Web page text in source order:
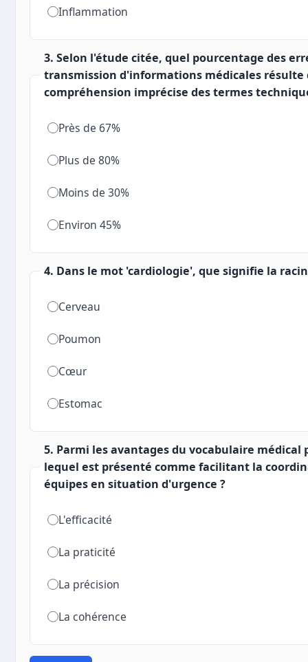
Inflammation
3. Selon l'étude citée, quel pourcentage des
transmission d'informations médicales résulte
compréhension imprécise des termes
Près de 67%
Plus de 80%
Moins de 30%
Environ 45%
4. Dans le mot 'cardiologie', que signifie la
Cerveau
Poumon
Cœur
Estomac
5. Parmi les avantages du vocabulaire médical
lequel est présenté comme facilitant la
équipes en situation d'urgence ?
L'efficacité
La praticité
La précision
La cohérence